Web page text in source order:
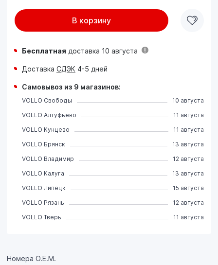
Номера О.Е.М.
В корзину
Бесплатная доставка 10 августа
Доставка СДЭК 4-5 дней
Самовывоз из 9 магазинов:
VOLLO Свободы
10 августа
VOLLO Алтуфьево
11 августа
VOLLO Кунцево
11 августа
VOLLO Брянск
13 августа
VOLLO Владимир
12 августа
VOLLO Калуга
13 августа
VOLLO Липецк
15 августа
VOLLO Рязань
12 августа
VOLLO Тверь
11 августа